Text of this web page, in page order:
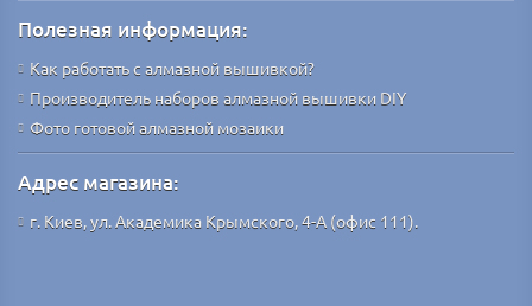
Полезная информация:
Как работать с алмазной вышивкой?
Производитель наборов алмазной вышивки DIY
Фото готовой алмазной мозаики
Адрес магазина:
г. Киев, ул. Академика Крымского, 4-А (офис 111).